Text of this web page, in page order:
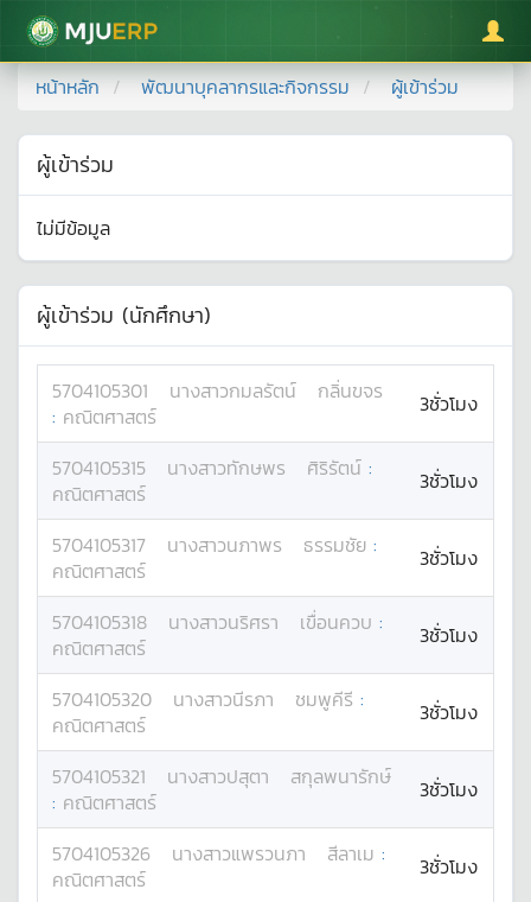
มหาวิทยาลัยแม่โจ้
หน้าหลัก พัฒนาบุคลากรและกิจกรรม ผู้เข้าร่วม
ผู้เข้าร่วม
ไม่มีข้อมูล
ผู้เข้าร่วม (นักศึกษา)
5704105301 นางสาวกมลรัตน์
กลิ่นขจร
: คณิตศาสตร์ 3ชั่วโมง
5704105315 นางสาวทักษพร ศิริรัตน์ :
คณิตศาสตร์
3ชั่วโมง
5704105317 นางสาวนภาพร ธรรมชัย :
คณิตศาสตร์
3ชั่วโมง
5704105318 นางสาวนริศรา เขื่อนควบ :
คณิตศาสตร์
3ชั่วโมง
5704105320 นางสาวนีรภา ชมพูคีรี :
คณิตศาสตร์
3ชั่วโมง
5704105321 นางสาวปสุตา
สกุลพนารักษ์
: คณิตศาสตร์ 3ชั่วโมง
5704105326 นางสาวแพรวนภา สีลาเม :
คณิตศาสตร์
3ชั่วโมง